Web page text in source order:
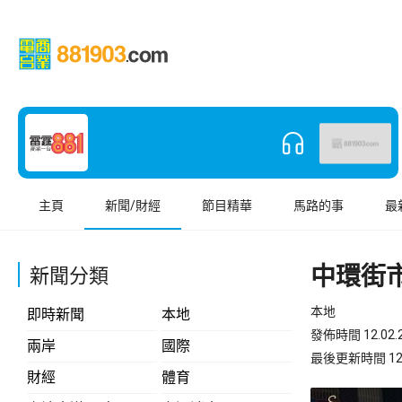
主頁 新聞/財經 節目精華 馬路的事 最
新聞分類
即時新聞
本地
兩岸
國際
財經
體育
中環街
本地
發佈時間
最後更新時間